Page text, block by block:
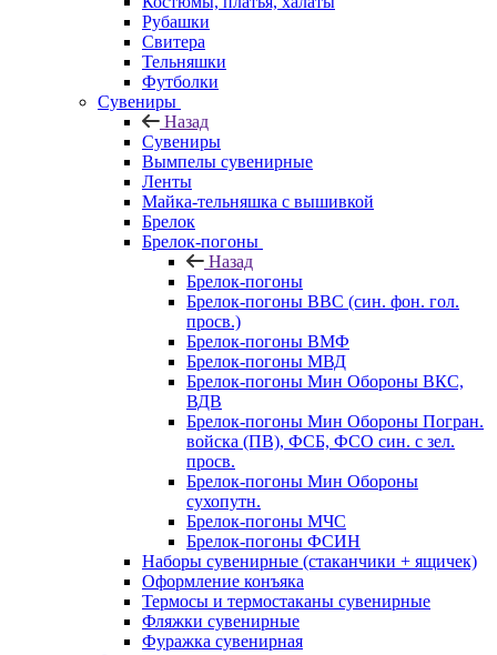
Рубашки
Свитера
Тельняшки
Футболки
Сувениры
Назад
Сувениры
Вымпелы сувенирные
Ленты
Майка-тельняшка с вышивкой
Брелок
Брелок-погоны
Назад
Брелок-погоны
Брелок-погоны ВВС (син. фон. гол.
просв.)
Брелок-погоны ВМФ
Брелок-погоны МВД
Брелок-погоны Мин Обороны ВКС,
ВДВ
Брелок-погоны Мин Обороны Погран.
войска (ПВ), ФСБ, ФСО син. с зел.
просв.
Брелок-погоны Мин Обороны
сухопутн.
Брелок-погоны МЧС
Брелок-погоны ФСИН
Наборы сувенирные (стаканчики + ящичек)
Оформление конъяка
Термосы и термостаканы сувенирные
Фляжки сувенирные
Фуражка сувенирная